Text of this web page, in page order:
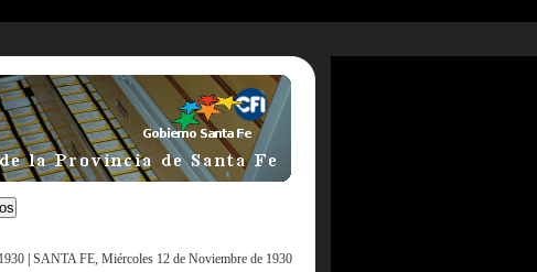
SANTA FE, Miércoles 12 de Noviembre de 1930